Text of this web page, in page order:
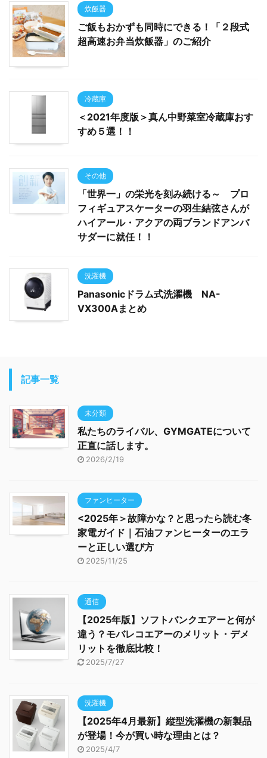
炊飯器
ご飯もおかずも同時にできる！「２段式
超高速お弁当炊飯器」のご紹介
冷蔵庫
＜2021年度版＞真ん中野菜室冷蔵庫おす
すめ５選！！
その他
「世界一」の栄光を刻み続ける～ プロ
フィギュアスケーターの羽生結弦さんが
ハイアール・アクアの両ブランドアンバ
サダーに就任！！
洗濯機
Panasonicドラム式洗濯機 NA-
VX300Aまとめ
記事一覧
未分類
私たちのライバル、GYMGATEについて
正直に話します。
2026/2/19
ファンヒーター
<2025年＞故障かな？と思ったら読む冬
家電ガイド｜石油ファンヒーターのエラ
ーと正しい選び方
2025/11/25
通信
【2025年版】ソフトバンクエアーと何が
違う？モバレコエアーのメリット・デメ
リットを徹底比較！
2025/7/27
洗濯機
【2025年4月最新】縦型洗濯機の新製品
が登場！今が買い時な理由とは？
2025/4/7